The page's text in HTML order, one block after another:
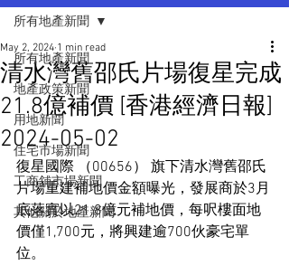
所有地產新聞
地產政策新聞
用地新聞
住宅市場新聞
工商舖市場新聞
其他關於地產新聞
所有地產新聞
清水灣舊邵氏片場復星完成
21.8億補價 [香港經濟日報]
2024-05-02
May 2, 2024 1 min read
復星國際 （00656） 旗下清水灣舊邵氏
片場重建補地價金額曝光，發展商於3月
底落實以21.8億元補地價，每呎樓面地
價僅1,700元，將興建逾700伙豪宅單
位。